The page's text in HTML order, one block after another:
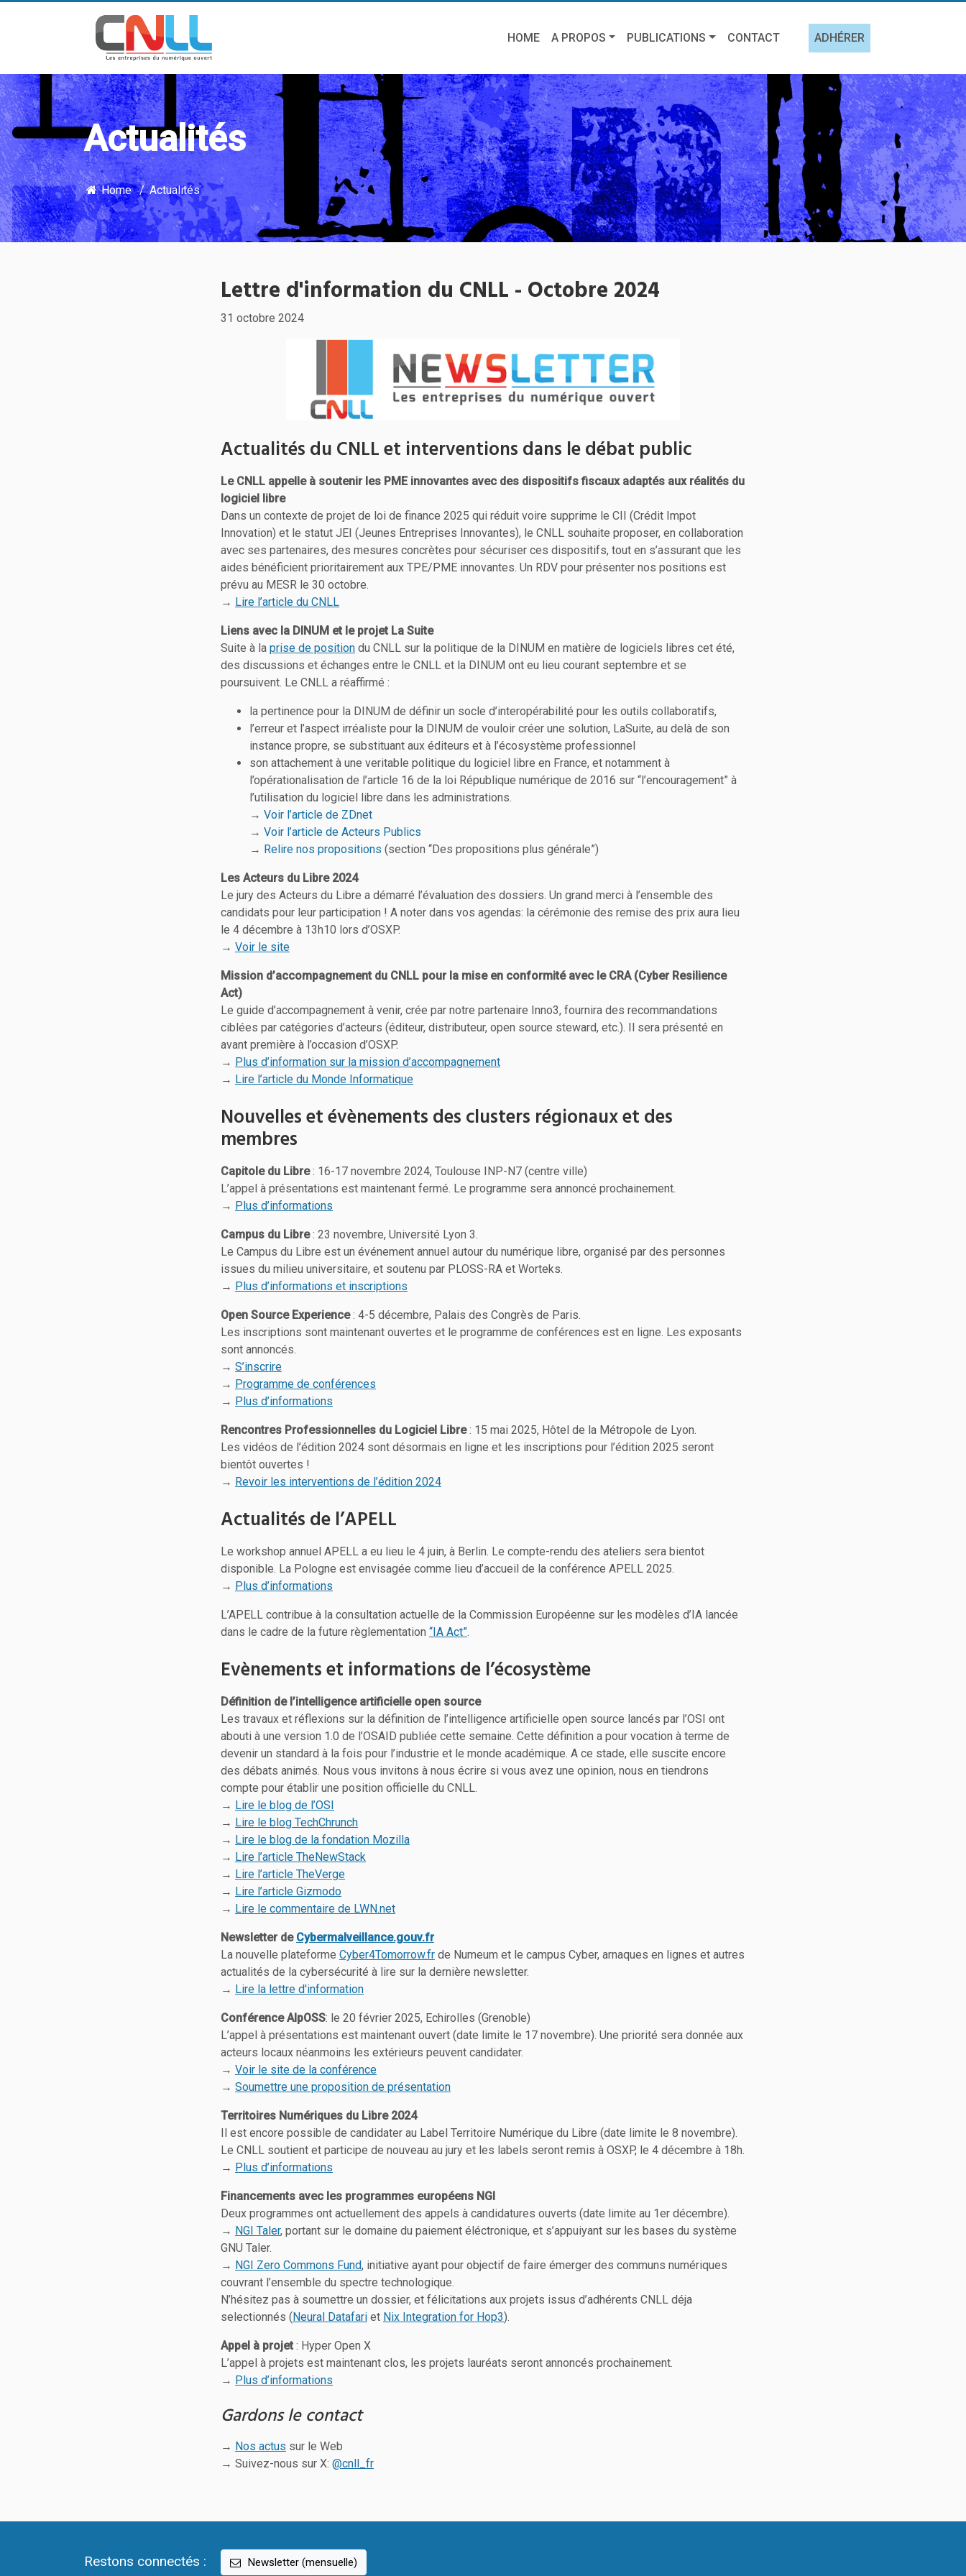
HOME A PROPOS PUBLICATIONS CONTACT ADHÉRER
Actualités
Home Actualités
Lettre d'information du CNLL - Octobre 2024
31 octobre 2024
Actualités du CNLL et interventions dans le débat public
Le CNLL appelle à soutenir les PME innovantes avec des dispositifs fiscaux adaptés aux réalités du
logiciel libre
Dans un contexte de projet de loi de finance 2025 qui réduit voire supprime le CII (Crédit Impot
Innovation) et le statut JEI (Jeunes Entreprises Innovantes), le CNLL souhaite proposer, en collaboration
avec ses partenaires, des mesures concrètes pour sécuriser ces dispositifs, tout en s’assurant que les
aides bénéficient prioritairement aux TPE/PME innovantes. Un RDV pour présenter nos positions est
prévu au MESR le 30 octobre.
→ Lire l’article du CNLL
Liens avec la DINUM et le projet La Suite
Suite à la prise de position du CNLL sur la politique de la DINUM en matière de logiciels libres cet été,
des discussions et échanges entre le CNLL et la DINUM ont eu lieu courant septembre et se
poursuivent. Le CNLL a réaffirmé :
la pertinence pour la DINUM de définir un socle d’interopérabilité pour les outils collaboratifs,
l’erreur et l’aspect irréaliste pour la DINUM de vouloir créer une solution, LaSuite, au delà de son
instance propre, se substituant aux éditeurs et à l’écosystème professionnel
son attachement à une veritable politique du logiciel libre en France, et notamment à
l’opérationalisation de l’article 16 de la loi République numérique de 2016 sur “l’encouragement” à
l’utilisation du logiciel libre dans les administrations.
→ Voir l’article de ZDnet
→ Voir l’article de Acteurs Publics
→ Relire nos propositions (section “Des propositions plus générale”)
Les Acteurs du Libre 2024
Le jury des Acteurs du Libre a démarré l’évaluation des dossiers. Un grand merci à l’ensemble des
candidats pour leur participation ! A noter dans vos agendas: la cérémonie des remise des prix aura lieu
le 4 décembre à 13h10 lors d’OSXP.
→ Voir le site
Mission d’accompagnement du CNLL pour la mise en conformité avec le CRA (Cyber Resilience
Act)
Le guide d’accompagnement à venir, crée par notre partenaire Inno3, fournira des recommandations
ciblées par catégories d’acteurs (éditeur, distributeur, open source steward, etc.). Il sera présenté en
avant première à l’occasion d’OSXP.
→ Plus d’information sur la mission d’accompagnement
→ Lire l’article du Monde Informatique
Nouvelles et évènements des clusters régionaux et des
membres
Capitole du Libre: 16-17 novembre 2024, Toulouse INP-N7 (centre ville)
L’appel à présentations est maintenant fermé. Le programme sera annoncé prochainement.
→ Plus d’informations
Campus du Libre: 23 novembre, Université Lyon 3.
Le Campus du Libre est un événement annuel autour du numérique libre, organisé par des personnes
issues du milieu universitaire, et soutenu par PLOSS-RA et Worteks.
→ Plus d’informations et inscriptions
Open Source Experience: 4-5 décembre, Palais des Congrès de Paris.
Les inscriptions sont maintenant ouvertes et le programme de conférences est en ligne. Les exposants
sont annoncés.
→ S’inscrire
→ Programme de conférences
→ Plus d’informations
Rencontres Professionnelles du Logiciel Libre: 15 mai 2025, Hôtel de la Métropole de Lyon.
Les vidéos de l’édition 2024 sont désormais en ligne et les inscriptions pour l’édition 2025 seront
bientôt ouvertes !
→ Revoir les interventions de l’édition 2024
Actualités de l’APELL
Le workshop annuel APELL a eu lieu le 4 juin, à Berlin. Le compte-rendu des ateliers sera bientot
disponible. La Pologne est envisagée comme lieu d’accueil de la conférence APELL 2025.
→ Plus d’informations
L’APELL contribue à la consultation actuelle de la Commission Européenne sur les modèles d’IA lancée
dans le cadre de la future règlementation “IA Act”.
Evènements et informations de l’écosystème
Définition de l’intelligence artificielle open source
Les travaux et réflexions sur la définition de l’intelligence artificielle open source lancés par l’OSI ont
abouti à une version 1.0 de l’OSAID publiée cette semaine. Cette définition a pour vocation à terme de
devenir un standard à la fois pour l’industrie et le monde académique. A ce stade, elle suscite encore
des débats animés. Nous vous invitons à nous écrire si vous avez une opinion, nous en tiendrons
compte pour établir une position officielle du CNLL.
→ Lire le blog de l’OSI
→ Lire le blog TechChrunch
→ Lire le blog de la fondation Mozilla
→ Lire l’article TheNewStack
→ Lire l’article TheVerge
→ Lire l’article Gizmodo
→ Lire le commentaire de LWN.net
Newsletter de Cybermalveillance.gouv.fr
La nouvelle plateforme Cyber4Tomorrow.fr de Numeum et le campus Cyber, arnaques en lignes et autres
actualités de la cybersécurité à lire sur la dernière newsletter.
→ Lire la lettre d'information
Conférence AlpOSS: le 20 février 2025, Echirolles (Grenoble)
L’appel à présentations est maintenant ouvert (date limite le 17 novembre). Une priorité sera donnée aux
acteurs locaux néanmoins les extérieurs peuvent candidater.
→ Voir le site de la conférence
→ Soumettre une proposition de présentation
Territoires Numériques du Libre 2024
Il est encore possible de candidater au Label Territoire Numérique du Libre (date limite le 8 novembre).
Le CNLL soutient et participe de nouveau au jury et les labels seront remis à OSXP, le 4 décembre à 18h.
→ Plus d’informations
Financements avec les programmes européens NGI
Deux programmes ont actuellement des appels à candidatures ouverts (date limite au 1er décembre).
→ NGI Taler, portant sur le domaine du paiement éléctronique, et s’appuiyant sur les bases du système
GNU Taler.
→ NGI Zero Commons Fund, initiative ayant pour objectif de faire émerger des communs numériques
couvrant l’ensemble du spectre technologique.
N’hésitez pas à soumettre un dossier, et félicitations aux projets issus d’adhérents CNLL déja
selectionnés (Neural Datafari et Nix Integration for Hop3).
Appel à projet : Hyper Open X
L’appel à projets est maintenant clos, les projets lauréats seront annoncés prochainement.
→ Plus d’informations
Gardons le contact
→ Nos actus sur le Web
→ Suivez-nous sur X: @cnll_fr
Restons connectés : Newsletter (mensuelle)